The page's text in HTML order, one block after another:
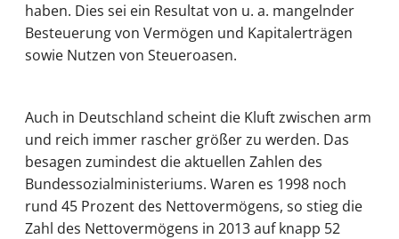
haben. Dies sei ein Resultat von u. a. mangelnder
Besteuerung von Vermögen und Kapitalerträgen
sowie Nutzen von Steueroasen.
Auch in Deutschland scheint die Kluft zwischen arm
und reich immer rascher größer zu werden. Das
besagen zumindest die aktuellen Zahlen des
Bundessozialministeriums. Waren es 1998 noch
rund 45 Prozent des Nettovermögens, so stieg die
Zahl des Nettovermögens in 2013 auf knapp 52